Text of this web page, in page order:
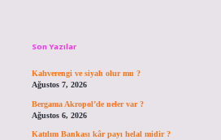
Son Yazılar
Kahverengi ve siyah olur mu ?
Ağustos 7, 2026
Bergama Akropol’de neler var ?
Ağustos 6, 2026
Katılım Bankası kâr payı helal midir ?